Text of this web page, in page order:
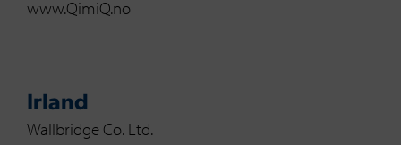
www.QimiQ.no
Irland
Wallbridge Co. Ltd.